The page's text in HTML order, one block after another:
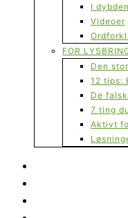
I dybden
Videoer
FOR
Den
12 tips:
De
7 ting
Aktivt